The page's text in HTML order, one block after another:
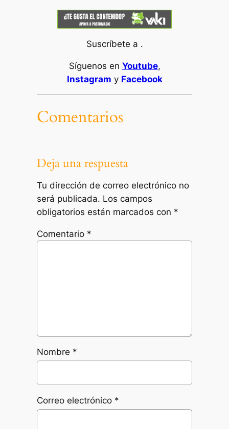
Suscríbete a .
Síguenos en Youtube,
Instagram y Facebook
Comentarios
Deja una respuesta
Tu dirección de correo electrónico no
será publicada. Los campos
obligatorios están marcados con *
Comentario *
Nombre *
Correo electrónico *